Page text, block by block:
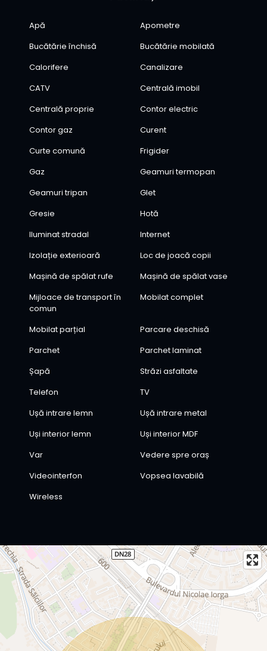
Apă
Apometre
Bucătărie închisă
Bucătărie mobilată
Calorifere
Canalizare
CATV
Centrală imobil
Centrală proprie
Contor electric
Contor gaz
Curent
Curte comună
Frigider
Gaz
Geamuri termopan
Geamuri tripan
Glet
Gresie
Hotă
Iluminat stradal
Internet
Izolație exterioară
Loc de joacă copii
Mașină de spălat rufe
Mașină de spălat vase
Mijloace de transport în
comun
Mobilat complet
Mobilat parțial
Parcare deschisă
Parchet
Parchet laminat
Șapă
Străzi asfaltate
Telefon
TV
Ușă intrare lemn
Ușă intrare metal
Uși interior lemn
Uși interior MDF
Var
Vedere spre oraș
Videointerfon
Vopsea lavabilă
Wireless